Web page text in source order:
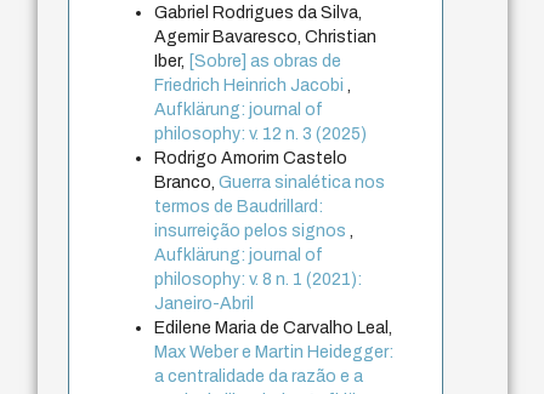
Gabriel Rodrigues da Silva,
Agemir Bavaresco, Christian
Iber, [Sobre] as obras de
Friedrich Heinrich Jacobi,
Aufklärung: journal of
philosophy: v. 12 n. 3 (2025)
Rodrigo Amorim Castelo
Branco,Guerra sinalética nos
termos de Baudrillard:
insurreição pelos signos,
Aufklärung: journal of
philosophy: v. 8 n. 1 (2021):
Janeiro-Abril
Edilene Maria de Carvalho Leal,
Max Weber e Martin Heidegger:
a centralidade da razão e a